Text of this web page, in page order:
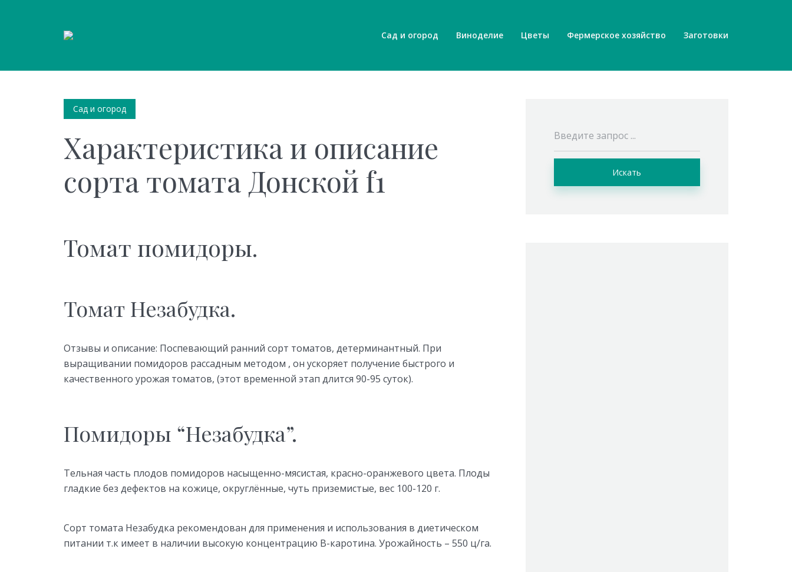
Сад и огород Виноделие Цветы Фермерское хозяйство Заготовки
Сад и огород
Характеристика и описание
сорта томата Донской f1
Томат помидоры.
Томат Незабудка.
Отзывы и описание: Поспевающий ранний сорт томатов, детерминантный. При
выращивании помидоров рассадным методом , он ускоряет получение быстрого и
качественного урожая томатов, (этот временной этап длится 90-95 суток).
Помидоры “Незабудка”.
Тельная часть плодов помидоров насыщенно-мясистая, красно-оранжевого цвета. Плоды
гладкие без дефектов на кожице, округлённые, чуть приземистые, вес 100-120 г.
Сорт томата Незабудка рекомендован для применения и использования в диетическом
питании т.к имеет в наличии высокую концентрацию В-каротина. Урожайность – 550 ц/га.
Искать